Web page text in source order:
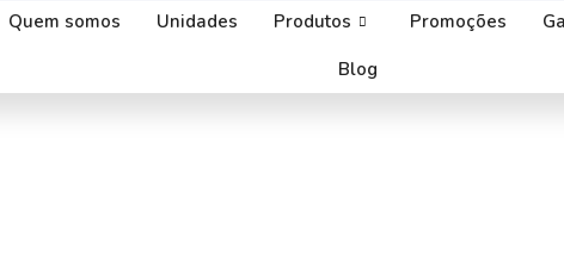
Quem somos Unidades Produtos Promoções
Blog